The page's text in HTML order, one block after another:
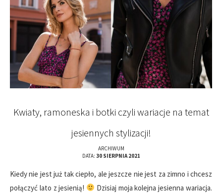
Kwiaty, ramoneska i botki czyli wariacje na temat
jesiennych stylizacji!
ARCHIWUM
DATA: 30 SIERPNIA 2021
Kiedy nie jest już tak ciepło, ale jeszcze nie jest za zimno i chcesz
połączyć lato z jesienią!
Dzisiaj moja kolejna jesienna wariacja.